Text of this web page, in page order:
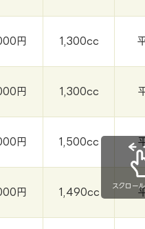
円 1,300cc
円 1,300cc
円 1,500cc
円 1,490cc
スクロー